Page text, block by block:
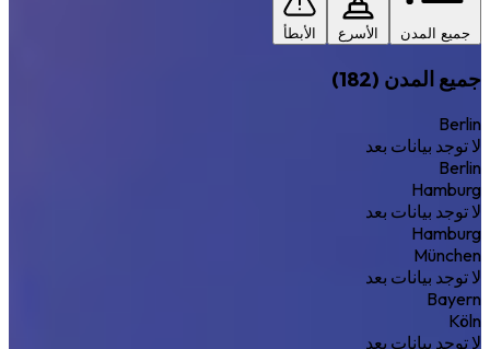
جميع المدن الأسرع الأبطأ
جميع المدن (182)
Berlin
لا توجد بيانات بعد
Berlin
Hamburg
لا توجد بيانات بعد
Hamburg
München
لا توجد بيانات بعد
Bayern
Köln
لا توجد بيانات بعد